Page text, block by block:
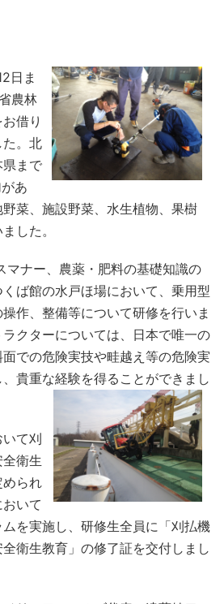
日ま
農林
借り
た。北
県まで
あ
菜、施設野菜、水生植物、果樹
した。
マナー、農薬・肥料の基礎知識の
ば館の水戸ほ場において、乗用型
作、整備等について研修を行いま
クターについては、日本で唯一の
での危険実技や畦越え等の危険実
貴重な経験を得ることができまし
て刈
衛生
られ
いて
を実施し、研修生全員に「刈払機
衛生教育」の修了証を交付しまし